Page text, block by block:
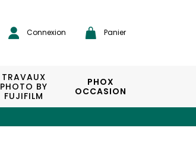
Connexion Panier
TRAVAUX
PHOTO BY
FUJIFILM
PHOX
OCCASION